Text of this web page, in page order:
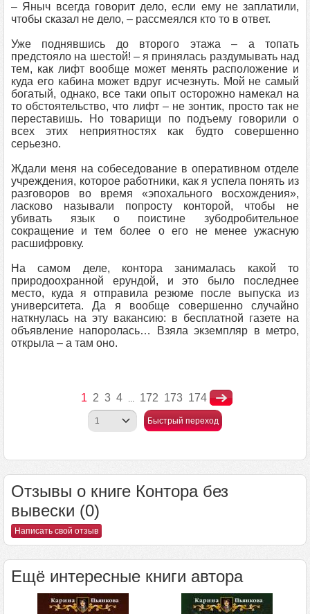
– Яныч всегда говорит дело, если ему не заплатили,
чтобы сказал не дело, – рассмеялся кто то в ответ.
Уже поднявшись до второго этажа – а топать
предстояло на шестой! – я принялась раздумывать над
тем, как лифт вообще может менять распoложение и
куда его кабина может вдруг исчезнуть. Мой не самый
богатый, однако, все таки опыт осторожно намекал на
то обстоятельство, что лифт – не зонтик, просто так не
переставишь. Но товарищи по подъему говoрили о
всех этих неприятностях как будто совершенно
серьезно.
Ждали меня на собеседование в оперативном отделе
учреждения, которое работники, как я успела понять из
разговоров во время «эпохального восхождения»,
ласково называли попросту конторой, чтобы не
убивать язык о поистине зубодробительное
сокращение и тем более о его не менее ужасную
расшифровку.
На самом деле, контора занималась какой то
природоохранной ерундой, и это было последнее
место, куда я отправила резюме после выпуска из
университета. Да я вообще совершенно случайнo
наткнулась на эту вакансию: в бесплатной газете на
объявление напоролась… Взяла экземпляр в метро,
открыла – а там оно.
1 2 3 4 ... 172 173 174
Быстрый переход
Отзывы о книге Контора без
вывески (0)
Написать свой отзыв
Ещё интересные книги автора